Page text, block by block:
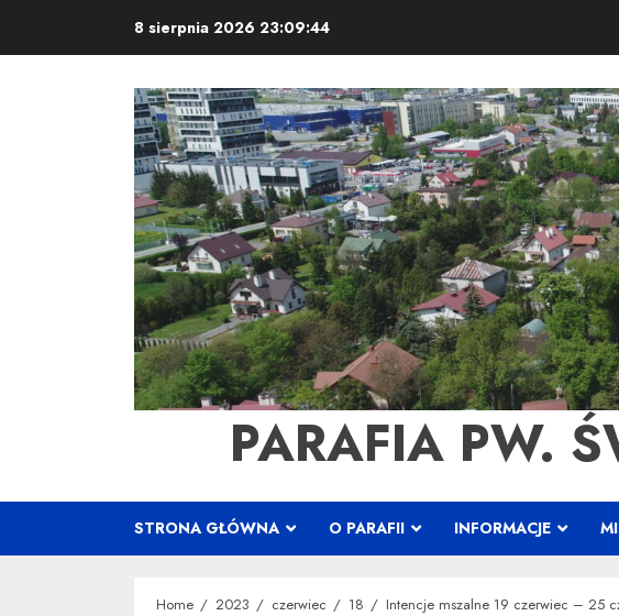
8 sierpnia 2026 23:09:45
PARAFIA PW.
STRONA GŁÓWNA O PARAFII INFORMACJE
Home 2023 czerwiec 18 Intencje mszalne 19 czerwiec – 25